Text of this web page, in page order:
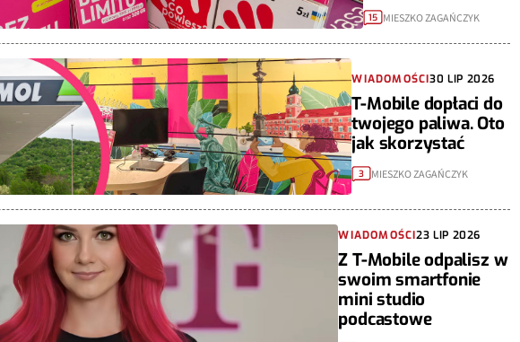
15 MIESZKO ZAGAŃCZYK
WIADOMOŚCI30 LIP 2026
T-Mobile dopłaci do
twojego paliwa. Oto
jak skorzystać
3 MIESZKO ZAGAŃCZYK
WIADOMOŚCI23 LIP 2026
Z T-Mobile odpalisz w
swoim smartfonie
mini studio
podcastowe